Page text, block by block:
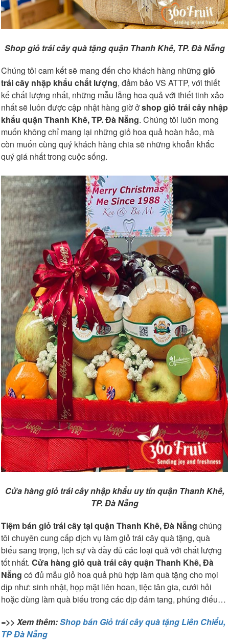
Shop giỏ trái cây quà tặng quận Thanh Khê, TP. Đà Nẵng
Chúng tôi cam kết sẽ mang đến cho khách hàng những giỏ
trái cây nhập khẩu chất lượng, đảm bảo VS ATTP, với thiết
kế chất lượng nhất, những mẫu lẵng hoa quả với thiết tinh xảo
nhất sẽ luôn được cập nhật hàng giờ ởshop giỏ trái cây nhập
khẩu quận Thanh Khê, TP. Đà Nẵng. Chúng tôi luôn mong
muốn không chỉ mang lại những giỏ hoa quả hoàn hảo, mà
còn muốn cùng quý khách hàng chia sẽ những khoẳn khắc
quý giá nhất trong cuộc sống.
Cửa hàng giỏ trái cây nhập khẩu uy tín quận Thanh Khê,
TP. Đà Nẵng
Tiệm bán giỏ trái cây tại quận Thanh Khê, Đà Nẵng chúng
tôi chuyên cung cấp dịch vụ làm giỏ trái cây quà tặng, quà
biếu sang trọng, lịch sự và đầy đủ các loại quả với chất lượng
tốt nhất. Cửa hàng giỏ quà trái cây quận Thanh Khê, Đà
Nẵng có đủ mẫu giỏ hoa quả phù hợp làm quà tặng cho mọi
dịp như: sinh nhật, họp mặt liên hoan, tiệc tân gia, cưới hỏi
hoặc dùng làm quà biếu trong các dịp đám tang, phúng điếu…
=>> Xem thêm:Shop bán Giỏ trái cây quà tặng Liên Chiểu,
TP Đà Nẵng